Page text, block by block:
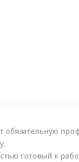
обязательную
готовый к